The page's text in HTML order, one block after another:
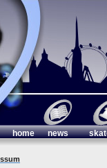
home news